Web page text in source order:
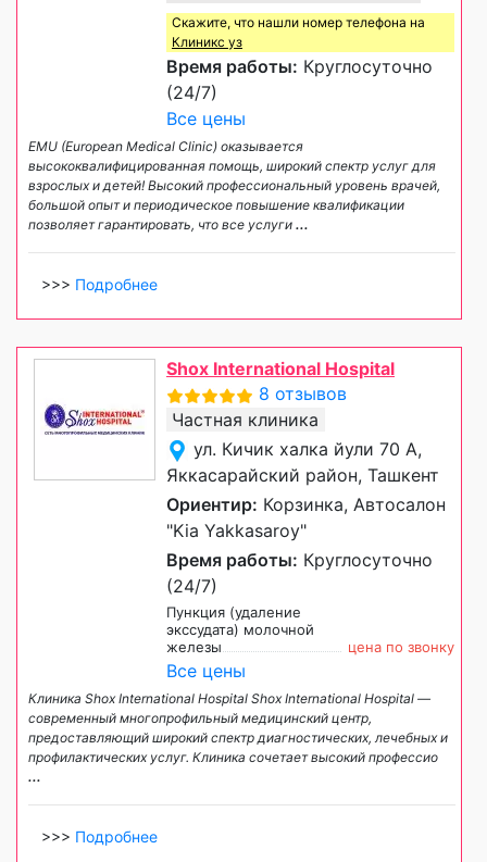
Скажите, что нашли номер телефона на
Клиникс уз
Время работы: Круглосуточно
(24/7)
Все цены
EMU (European Medical Clinic) оказывается
высококвалифицированная помощь, широкий спектр услуг для
взрослых и детей! Высокий профессиональный уровень врачей,
большой опыт и периодическое повышение квалификации
позволяет гарантировать, что все услуги ...
>>> Подробнее
Shox International Hospital
8 отзывов
Частная клиника
ул. Кичик халка йули 70 А,
Яккасарайский район, Ташкент
Ориентир: Корзинка, Автосалон
"Kia Yakkasaroy"
Время работы: Круглосуточно
(24/7)
Пункция (удаление
экссудата) молочной
железы
цена по звонку
Все цены
Клиника Shox International Hospital Shox International Hospital —
современный многопрофильный медицинский центр,
предоставляющий широкий спектр диагностических, лечебных и
профилактических услуг. Клиника сочетает высокий профессио
...
>>> Подробнее